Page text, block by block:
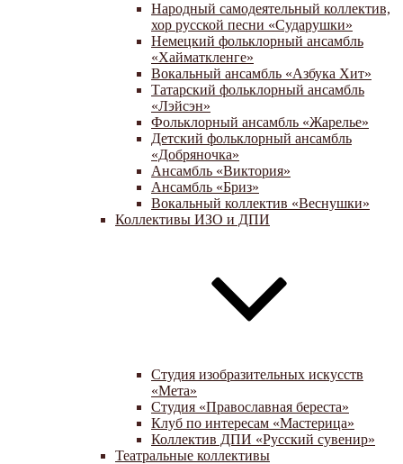
Народный самодеятельный коллектив,
хор русской песни «Сударушки»
Немецкий фольклорный ансамбль
«Хайматкленге»
Вокальный ансамбль «Азбука Хит»
Татарский фольклорный ансамбль
«Лэйсэн»
Фольклорный ансамбль «Жарелье»
Детский фольклорный ансамбль
«Добряночка»
Ансамбль «Виктория»
Ансамбль «Бриз»
Вокальный коллектив «Веснушки»
Коллективы ИЗО и ДПИ
Студия изобразительных искусств
«Мета»
Студия «Православная береста»
Клуб по интересам «Мастерица»
Коллектив ДПИ «Русский сувенир»
Театральные коллективы